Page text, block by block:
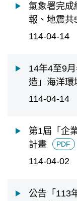
氣象署完成
報、地震共
114-04-14
14年4至9
造」海洋環
114-04-14
第1屆「企
計畫
PDF
114-04-02
公告「113